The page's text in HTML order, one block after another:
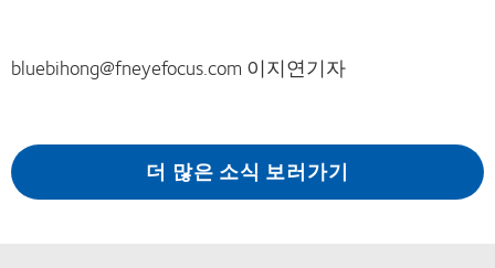
bluebihong@fneyefocus.com 이지연기자
더 많은 소식 보러가기